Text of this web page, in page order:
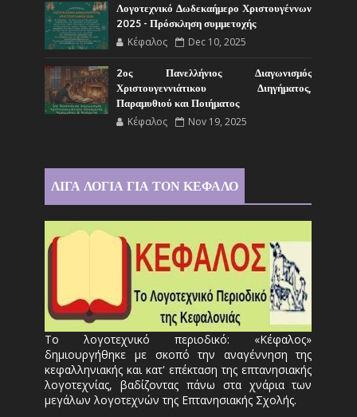
Λογοτεχνικό Δωδεκαήμερο Χριστουγέννων
2025 - Πρόσκληση συμμετοχής
Κέφαλος Dec 10, 2025
2ος Πανελλήνιος Διαγωνισμός
Χριστουγεννιάτικου Διηγήματος,
Παραμυθιού και Ποιήματος
Κέφαλος Nov 19, 2025
ΛΙΓΑ ΛΟΓΙΑ ΓΙΑ ΤΟΝ ΚΕΦΑΛΟ
Το λογοτεχνικό περιοδικό: «Κέφαλος»
δημιουργήθηκε με σκοπό την αναγέννηση της
κεφαλληνιακής και κατ' επέκταση της επτανησιακής
λογοτεχνίας, βαδίζοντας πάνω στα χνάρια των
μεγάλων λογοτεχνών της Επτανησιακής Σχολής.